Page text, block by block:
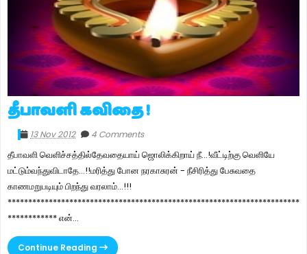
தீபாவளி கவிதை !
13 Nov 2012 4 Comments
தீபாவளி வெளிச்சத்தில்தேவதையாய் ஜொலிக்கிறாய் நீ...!வீட்டிற்கு வெளியே
மட்டும்வந்துவிடாதே...!!மரித்து போன நரகாசுரன் - நீசிரித்து பேசுவதை
காணமறுபடியும் பிறந்து வரலாம்...!!!
***********************************************************************
************ என்...
Continue Reading